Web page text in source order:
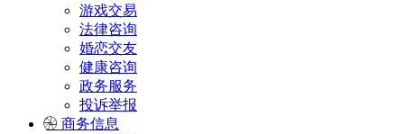
游戏交易
法律咨询
婚恋交友
健康咨询
政务服务
投诉举报
商务信息